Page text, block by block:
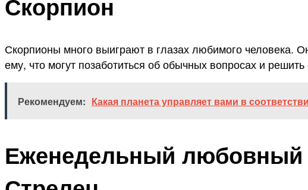
Скорпионы много выиграют в глазах любимого человека.
ему, что могут позаботиться об обычных вопросах и
Рекомендуем: Какая планета управляет вами в
Еженедельный любовный